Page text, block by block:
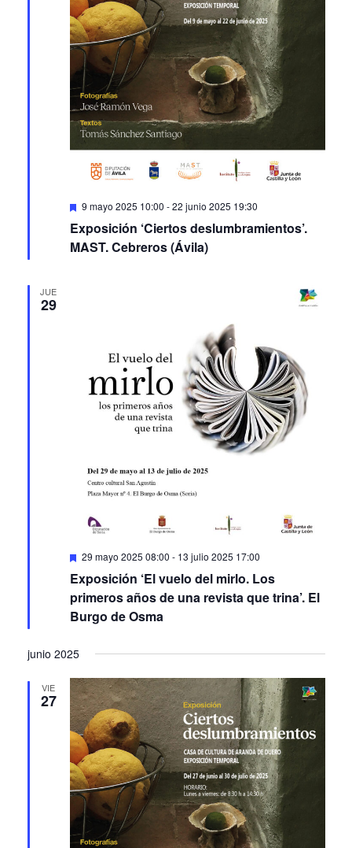
Featured
9 mayo 2025 10:00 -22 junio 2025 19:30
Exposición ‘Ciertos deslumbramientos’.
MAST. Cebreros (Ávila)
JUE
29
Featured
29 mayo 2025 08:00 - 13 julio 2025 17:00
Exposición ‘El vuelo del mirlo. Los
primeros años de una revista que trina’. El
Burgo de Osma
junio 2025
VIE
27